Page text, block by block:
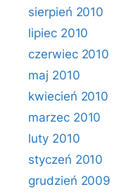
sierpień 2010
lipiec 2010
czerwiec 2010
maj 2010
kwiecień 2010
marzec 2010
luty 2010
styczeń 2010
grudzień 2009